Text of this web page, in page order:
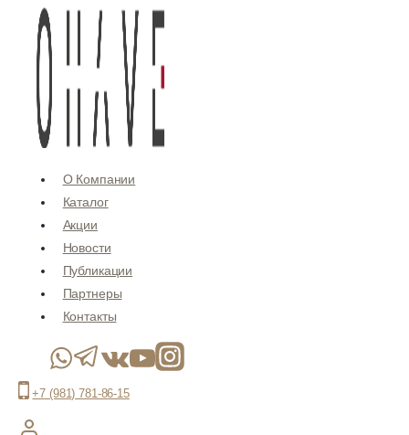
Перейти
содержимому
О Компании
Каталог
Акции
Новости
Публикации
Партнеры
Контакты
+7 (981) 781-86-15